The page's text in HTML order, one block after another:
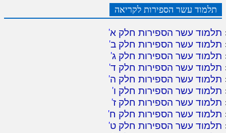
תלמוד עשר הספירות לקריאה
תלמוד עשר הספירות חלק א'
תלמוד עשר הספירות חלק ב'
תלמוד עשר הספירות חלק ג'
תלמוד עשר הספירות חלק ד'
תלמוד עשר הספירות חלק ה'
תלמוד עשר הספירות חלק ו'
תלמוד עשר הספירות חלק ז'
תלמוד עשר הספירות חלק ח'
תלמוד עשר הספירות חלק ט'